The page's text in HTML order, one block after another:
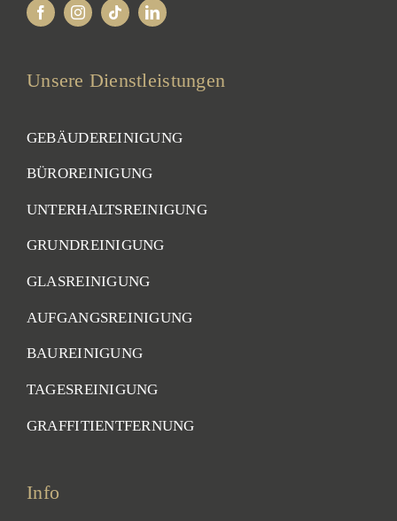
Unsere Dienstleistungen
GEBÄUDEREINIGUNG
BÜROREINIGUNG
UNTERHALTSREINIGUNG
GRUNDREINIGUNG
GLASREINIGUNG
AUFGANGSREINIGUNG
BAUREINIGUNG
TAGESREINIGUNG
GRAFFITIENTFERNUNG
Info